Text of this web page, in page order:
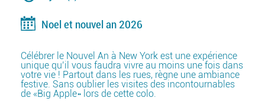
Noel et nouvel an 2026
Célébrer le Nouvel An à New York est une expérience
unique qu’il vous faudra vivre au moins une fois dans
votre vie ! Partout dans les rues, règne une ambiance
festive. Sans oublier les visites des incontournables
de «Big Apple» lors de cette colo.